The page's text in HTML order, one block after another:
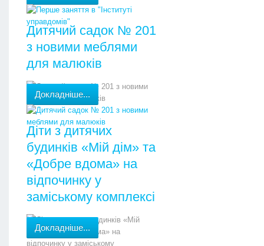
Дитячий садок № 201
з новими меблями
для малюків
Докладніше...
Діти з дитячих
будинків «Мій дім» та
«Добре вдома» на
відпочинку у
заміському комплексі
Докладніше...